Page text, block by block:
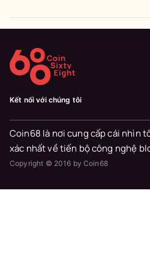
Kết nối với chúng tôi
Coin68 là nơi cung cấp cái nhìn
xác nhất về tiến bộ công nghệ
Copyright © 2016 by Coin68